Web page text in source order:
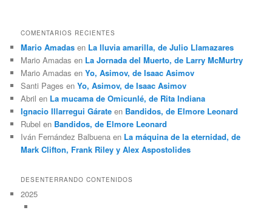
COMENTARIOS RECIENTES
Mario Amadas en La lluvia amarilla, de Julio Llamazares
Mario Amadas en La Jornada del Muerto, de Larry McMurtry
Mario Amadas enYo, Asimov, de Isaac Asimov
Santi Pages enYo, Asimov, de Isaac Asimov
Abril en La mucama de Omicunlé, de Rita Indiana
Ignacio Illarregui Gárate en Bandidos, de Elmore Leonard
Rubel en Bandidos, de Elmore Leonard
Iván Fernández Balbuena en La máquina de la eternidad, de
Mark Clifton, Frank Riley y Alex Aspostolides
DESENTERRANDO CONTENIDOS
2025